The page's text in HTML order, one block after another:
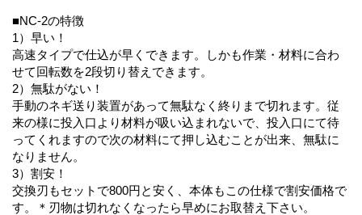
■NC-2の特徴
1）早い！
高速タイプで仕込が早くできます。しかも作業・材料に合わ
せて回転数を2段切り替えできます。
2）無駄がない！
手動のネギ送り装置があって無駄なく終りまで切れます。従
来の様に投入口より材料が吸い込まれないで、投入口にて待
ってくれますので次の材料にて押し込むことが出来、無駄に
なりません。
3）割安！
交換刃もセットで800円と安く、本体もこの仕様で割安価格で
す。＊刃物は切れなくなったら早めにお取替え下さい。